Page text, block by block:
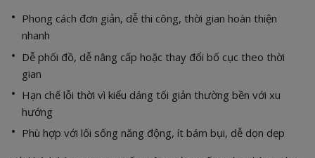
Phong cách đơn giản, dễ thi công, thời gian hoàn thiện
nhanh
Dễ phối đồ, dễ nâng cấp hoặc thay đổi bố cục theo thời
gian
Hạn chế lỗi thời vì kiểu dáng tối giản thường bền với xu
hướng
Phù hợp với lối sống năng động, ít bám bụi, dễ dọn dẹp